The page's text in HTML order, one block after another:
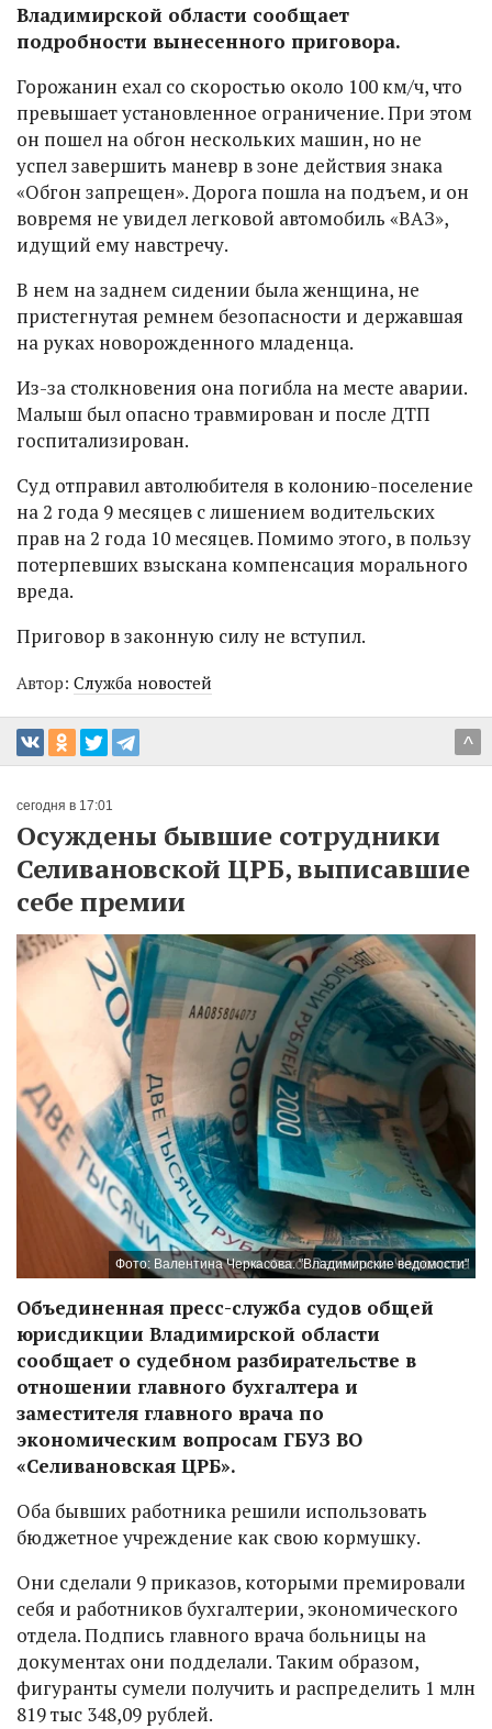
Владимирской области сообщает
подробности вынесенного приговора.
Горожанин ехал со скоростью около 100 км/ч, что
превышает установленное ограничение. При этом
он пошел на обгон нескольких машин, но не
успел завершить маневр в зоне действия знака
«Обгон запрещен». Дорога пошла на подъем, и он
вовремя не увидел легковой автомобиль «ВАЗ»,
идущий ему навстречу.
В нем на заднем сидении была женщина, не
пристегнутая ремнем безопасности и державшая
на руках новорожденного младенца.
Из-за столкновения она погибла на месте аварии.
Малыш был опасно травмирован и после ДТП
госпитализирован.
Суд отправил автолюбителя в колонию-поселение
на 2 года 9 месяцев с лишением водительских
прав на 2 года 10 месяцев. Помимо этого, в пользу
потерпевших взыскана компенсация морального
вреда.
Приговор в законную силу не вступил.
Автор: Служба новостей
^
сегодня в 17:01
Осуждены бывшие сотрудники
Селивановской ЦРБ, выписавшие
себе премии
Фото: Валентина Черкасова. "Владимирские ведомости"
Объединенная пресс-служба судов общей
юрисдикции Владимирской области
сообщает о судебном разбирательстве в
отношении главного бухгалтера и
заместителя главного врача по
экономическим вопросам ГБУЗ ВО
«Селивановская ЦРБ».
Оба бывших работника решили использовать
бюджетное учреждение как свою кормушку.
Они сделали 9 приказов, которыми премировали
себя и работников бухгалтерии, экономического
отдела. Подпись главного врача больницы на
документах они подделали. Таким образом,
фигуранты сумели получить и распределить 1 млн
819 тыс 348,09 рублей.